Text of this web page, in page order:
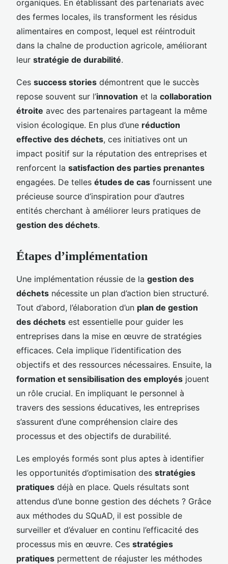
organiques. En établissant des partenariats avec
des fermes locales, ils transforment les résidus
alimentaires en compost, lequel est réintroduit
dans la chaîne de production agricole, améliorant
leur stratégie de durabilité.
Ces success stories démontrent que le succès
repose souvent sur l’innovation et la collaboration
étroite avec des partenaires partageant la même
vision écologique. En plus d’une réduction
effective des déchets, ces initiatives ont un
impact positif sur la réputation des entreprises et
renforcent la satisfaction des parties prenantes
engagées. De telles études de cas fournissent une
précieuse source d’inspiration pour d’autres
entités cherchant à améliorer leurs pratiques de
gestion des déchets.
Étapes d’implémentation
Une implémentation réussie de la gestion des
déchets nécessite un plan d’action bien structuré.
Tout d’abord, l’élaboration d’un plan de gestion
des déchets est essentielle pour guider les
entreprises dans la mise en œuvre de stratégies
efficaces. Cela implique l’identification des
objectifs et des ressources nécessaires. Ensuite, la
formation et sensibilisation des employés jouent
un rôle crucial. En impliquant le personnel à
travers des sessions éducatives, les entreprises
s’assurent d’une compréhension claire des
processus et des objectifs de durabilité.
Les employés formés sont plus aptes à identifier
les opportunités d’optimisation des stratégies
pratiques déjà en place. Quels résultats sont
attendus d’une bonne gestion des déchets ? Grâce
aux méthodes du SQuAD, il est possible de
surveiller et d’évaluer en continu l’efficacité des
processus mis en œuvre. Ces stratégies
pratiques permettent de réajuster les méthodes